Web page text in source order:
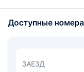
обустроены и
расположен ряд
грот Голицына и
Доступные номера
ЗАЕЗД